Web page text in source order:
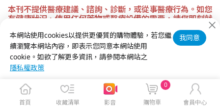
本刊不提供醫療建議、諮詢、診斷，或從事醫療行為。如您
有健康狀況、使用任何藥物或醫療設備的需要，請您即刻就
本網站使用cookies以提供更優質的購物體驗，若您繼
續瀏覽本網站內容，即表示您同意本網站使用
cookie。如欲了解更多資訊，請參閱本網站之
隱私權政策
我同意
首頁 收藏清單 影音 購物車
0
會員中心